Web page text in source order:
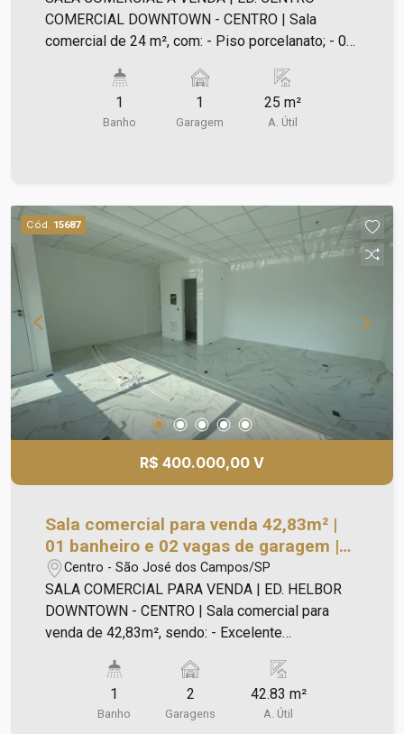
Campos |
COMERCIAL DOWNTOWN - CENTRO | Sala
comercial de 24 m², com: - Piso porcelanato; - 01
Escritório; - Consultório. Próximo ao Policlin,
Clínica São José, Santa Casa, Faculdade de
Direito, estacionamento rotativo para clientes.
1
Banho
1
Garagem
25 m²
A. Útil
Cód. 15687
R$ 400.000,00 V
Sala comercial para venda 42,83m² |
01 banheiro e 02 vagas de garagem |
Edifício Helbor Downtown Offices &
Mall - Centro | São José dos Campos |
Centro - São José dos Campos/SP
SALA COMERCIAL PARA VENDA | ED. HELBOR
DOWNTOWN - CENTRO | Sala comercial para
venda de 42,83m², sendo: - Excelente
Gesso; - Prédio fachada em pastilha e vidro, para
quem tem requinte e bom gosto; - Banheiro; -
Área técnica; - Preparação para piso elevado e
1
Banho
2
Garagens
42.83 m²
A. Útil